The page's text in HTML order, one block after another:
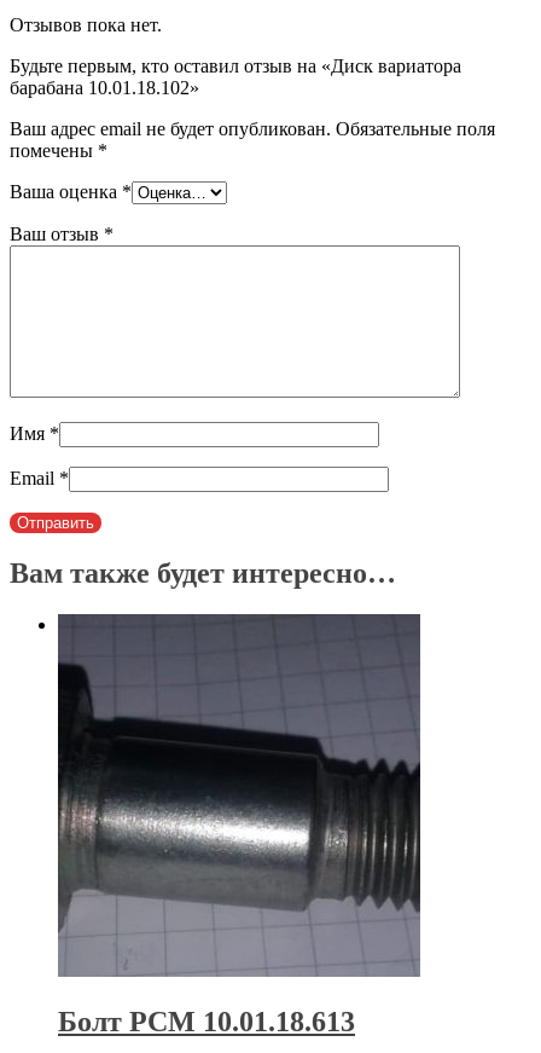
Отзывов пока нет.
Будьте первым, кто оставил отзыв на «Диск вариатора
барабана 10.01.18.102»
Ваш адрес email не будет опубликован. Обязательные поля
помечены *
Ваша оценка *
Ваш отзыв *
Имя *
Email *
Вам также будет интересно…
Болт РСМ 10.01.18.613